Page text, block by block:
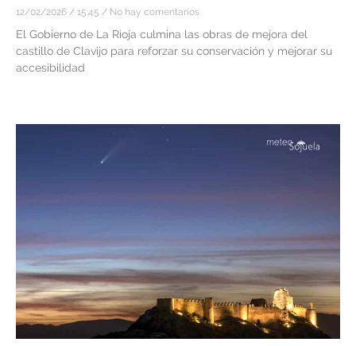
12/02/2026 15:45 No hay comentarios
El Gobierno de La Rioja culmina las obras de mejora del
castillo de Clavijo para reforzar su conservación y mejorar su
accesibilidad